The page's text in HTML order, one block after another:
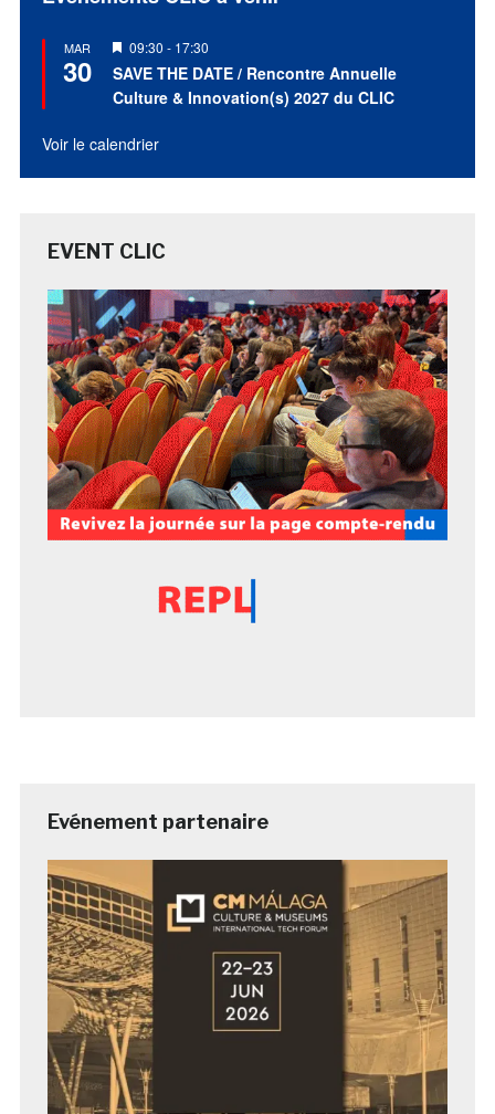
MAR
30
Mis
en
avant
09:30 - 17:30
SAVE THE DATE / Rencontre Annuelle
Culture & Innovation(s) 2027 du CLIC
Voir le calendrier
EVENT CLIC
Evénement partenaire